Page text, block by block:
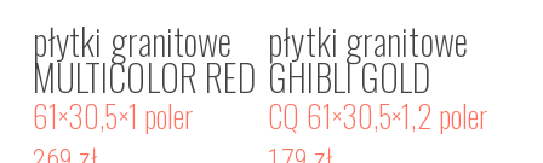
płytki granitowe
MULTICOLOR RED
61×30,5×1 poler
płytki granitowe
GHIBLI GOLD
CQ 61×30,5×1,2 poler